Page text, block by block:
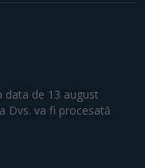
data de 13 august
Dvs. va fi procesată